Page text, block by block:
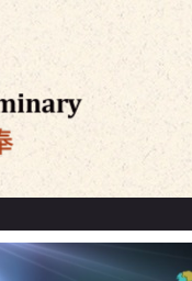
关於良友电台| 免责